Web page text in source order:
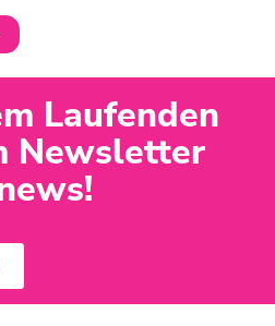
Laufenden
Newsletter